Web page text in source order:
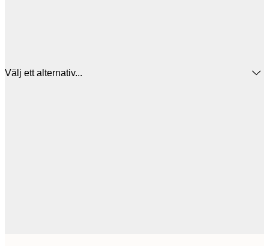
Välj ett alternativ...